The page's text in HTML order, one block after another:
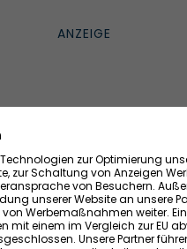
statt?
einmal im Jahr eine
Die Initiative kann aber
der
nur in überaus